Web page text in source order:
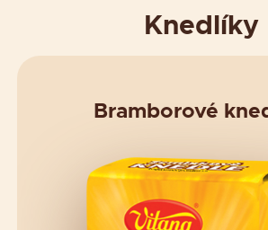
Knedlíky
Bramborové